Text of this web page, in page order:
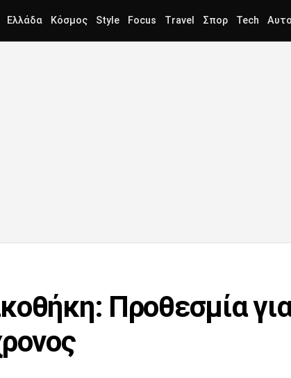
Ελλάδα Κόσμος Style Focus Travel Σπορ Tech
Προθεσμία